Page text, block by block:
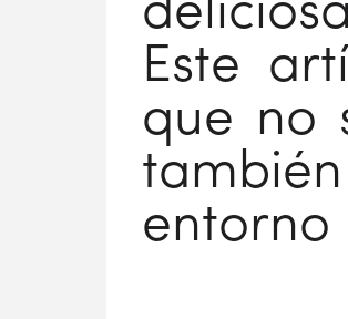
Este
que no
entorno